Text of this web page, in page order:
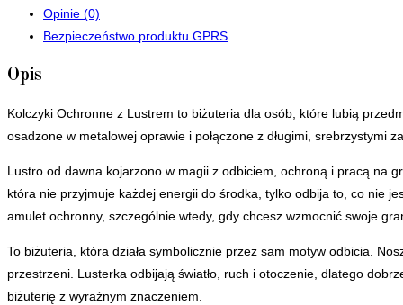
Opinie (0)
Bezpieczeństwo produktu GPRS
Opis
Kolczyki Ochronne z Lustrem to biżuteria dla osób, które lubią
osadzone w metalowej oprawie i połączone z długimi, srebrzystymi
Lustro od dawna kojarzono w magii z odbiciem, ochroną i pracą na
która nie przyjmuje każdej energii do środka, tylko odbija to, co nie
amulet ochronny, szczególnie wtedy, gdy chcesz wzmocnić swoje
To biżuteria, która działa symbolicznie przez sam motyw odbicia.
przestrzeni. Lusterka odbijają światło, ruch i otoczenie, dlatego
biżuterię z wyraźnym znaczeniem.